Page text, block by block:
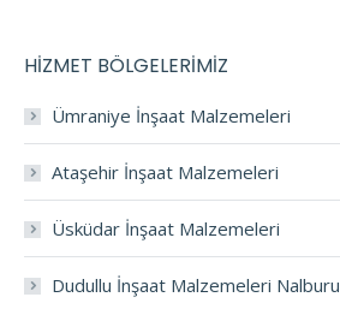
HİZMET BÖLGELERİMİZ
Ümraniye İnşaat Malzemeleri
Ataşehir İnşaat Malzemeleri
Üsküdar İnşaat Malzemeleri
Dudullu İnşaat Malzemeleri Nalburu